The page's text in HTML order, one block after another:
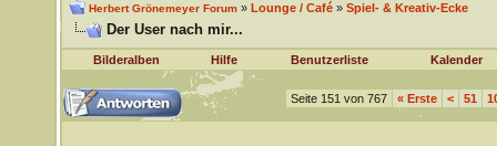
Herbert Grönemeyer Forum» Lounge / Café» Spiel- & Kreativ-Ecke
Der User nach mir...
Bilderalben Hilfe Benutzerliste Kalender
Seite 151 von 767 «Erste < 51